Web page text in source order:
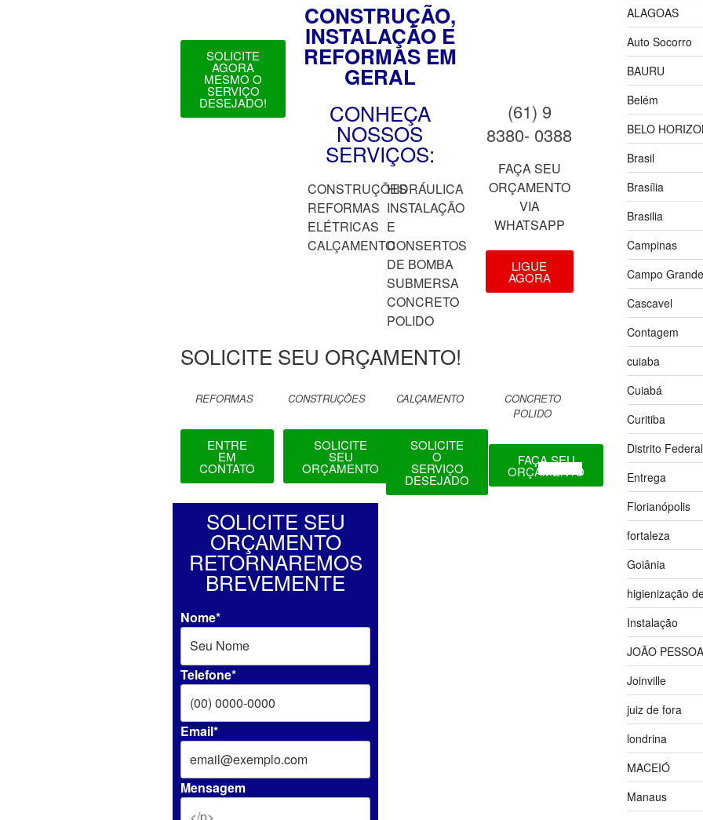
SOLICITE
AGORA
MESMO O
SERVIÇO
DESEJADO!
CONSTRUÇÃO,
INSTALAÇÃO E
REFORMAS EM
GERAL
CONHEÇA
NOSSOS
SERVIÇOS:
CONSTRUÇÕES
REFORMAS
ELÉTRICAS
CALÇAMENTO
HIDRÁULICA
INSTALAÇÃO
E
CONSERTOS
DE BOMBA
SUBMERSA
CONCRETO
POLIDO
(61) 9
8380- 0388
FAÇA SEU
ORÇAMENTO
VIA
WHATSAPP
LIGUE
AGORA
SOLICITE SEU ORÇAMENTO!
REFORMAS
ENTRE
EM
CONTATO
CONSTRUÇÕES
SOLICITE
SEU
ORÇAMENTO
CALÇAMENTO
SOLICITE
O
SERVIÇO
DESEJADO
CONCRETO
POLIDO
FAÇA SEU
ORÇAMENTO
SOLICITE SEU
ORÇAMENTO
RETORNAREMOS
BREVEMENTE
Nome*
Telefone*
Email*
Mensagem
ALAGOAS
Auto Socorro
BAURU
Belém
BELO
Brasil
Brasília
Brasilia
Campinas
Campo Grande
Cascavel
Contagem
cuiaba
Cuiabá
Curitiba
Distrito Federal
Entrega
Florianópolis
fortaleza
Goiânia
higienização
Instalação
JOÃO PESSOA
Joinville
juiz de fora
londrina
MACEIÓ
Manaus